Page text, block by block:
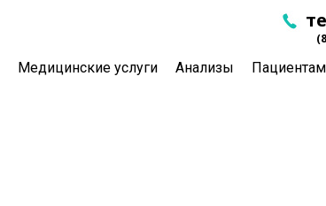
Медицинские услуги Анализы Пациентам